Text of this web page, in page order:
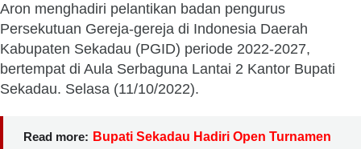
Aron menghadiri pelantikan badan pengurus
Persekutuan Gereja-gereja di Indonesia Daerah
Kabupaten Sekadau (PGID) periode 2022-2027,
bertempat di Aula Serbaguna Lantai 2 Kantor Bupati
Sekadau. Selasa (11/10/2022).
Read more: Bupati Sekadau Hadiri Open Turnamen